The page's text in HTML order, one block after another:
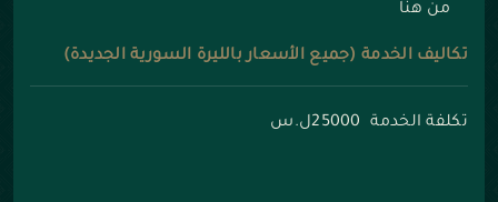
من هنا
تكاليف الخدمة (جميع الأسعار بالليرة السورية الجديدة)
تكلفة الخدمة 25000ل.س